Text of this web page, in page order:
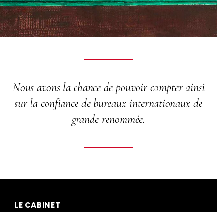
Nous avons la chance de pouvoir compter ainsi
sur la confiance de bureaux internationaux de
grande renommée.
LE CABINET